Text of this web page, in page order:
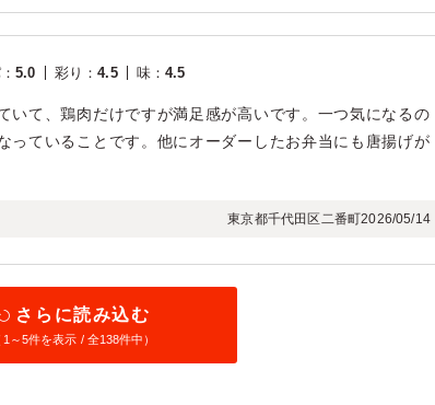
： 5.0 彩り ：4.5 味：4.5
いて、鶏肉だけですが満足感が高いです。一つ気になるの
っていることです。他にオーダーしたお弁当にも唐揚げが
東京都千代田区二番町2026/05/14
さらに読み込む
1～5件を表示 / 全138件中）